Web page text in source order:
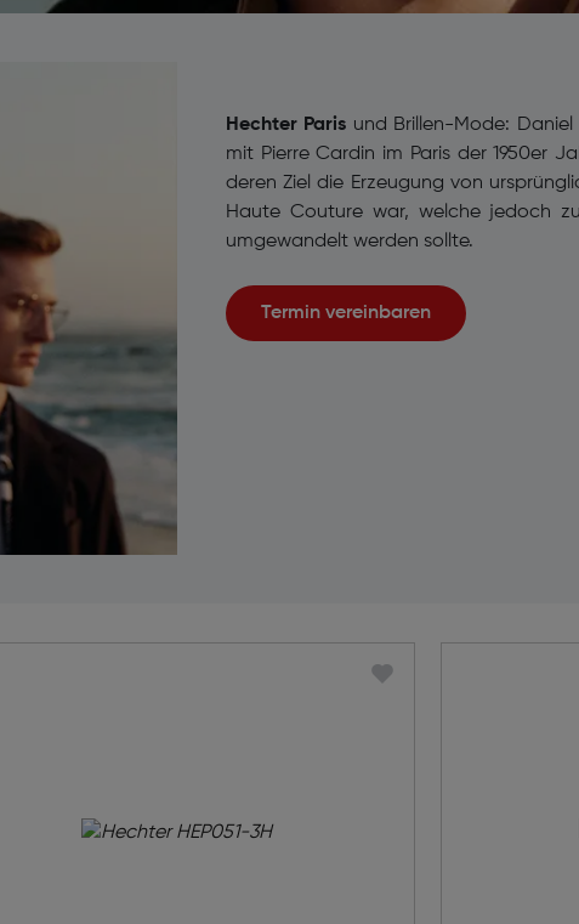
Hechter Paris und Brillen-Mode: Daniel
mit Pierre Cardin im Paris der 1950er
deren Ziel die Erzeugung von
Haute Couture war, welche jedoch
umgewandelt werden sollte.
Termin vereinbaren